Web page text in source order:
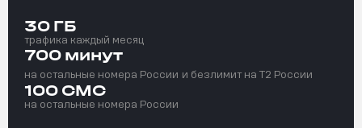
30 ГБ
трафика каждый месяц
700 минут
на остальные номера России и безлимит на T2 России
100 СМС
на остальные номера России